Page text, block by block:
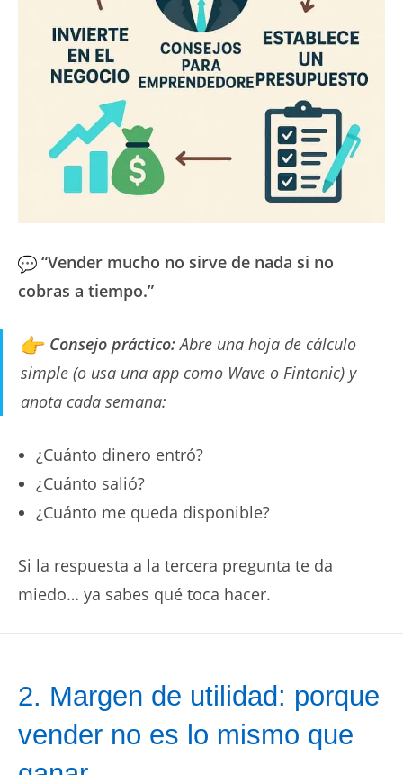
“Vender mucho no sirve de nada si no
cobras a tiempo.”
Consejo práctico:Abre una hoja de cálculo
simple (o usa una app como Wave o Fintonic) y
anota cada semana:
¿Cuánto dinero entró?
¿Cuánto salió?
¿Cuánto me queda disponible?
Si la respuesta a la tercera pregunta te da
miedo… ya sabes qué toca hacer.
2. Margen de utilidad: porque
vender no es lo mismo que